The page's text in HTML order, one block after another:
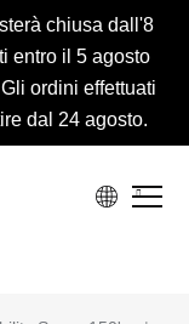
chiusa dall'8
entro il 5 agosto
ordini effettuati
dal 24 agosto.